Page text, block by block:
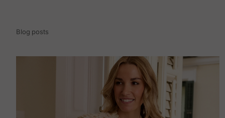
Blog posts